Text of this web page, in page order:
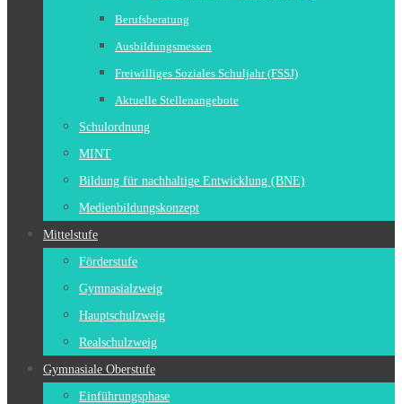
Berufsberatung
Ausbildungsmessen
Freiwilliges Soziales Schuljahr (FSSJ)
Aktuelle Stellenangebote
Schulordnung
MINT
Bildung für nachhaltige Entwicklung (BNE)
Medienbildungskonzept
Mittelstufe
Förderstufe
Gymnasialzweig
Hauptschulzweig
Realschulzweig
Gymnasiale Oberstufe
Einführungsphase